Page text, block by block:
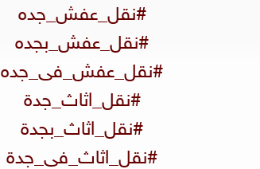
#نقل_عفش_جده
#نقل_عفش_بجده
#نقل_عفش_فى_جده
#نقل_اثاث_جدة
#نقل_اثاث_بجدة
#نقل_اثاث_فى_جدة